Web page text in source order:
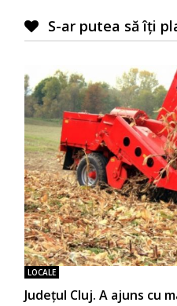
S-ar putea să îți
LOCALE
Județul Cluj. A ajuns cu